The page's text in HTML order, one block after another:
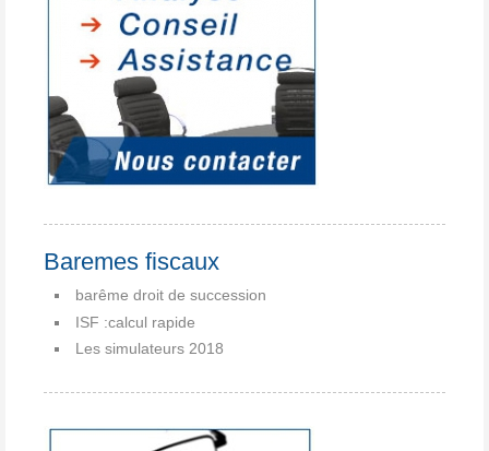
Baremes fiscaux
barême droit de succession
ISF :calcul rapide
Les simulateurs 2018